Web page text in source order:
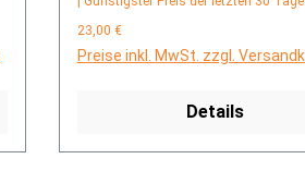
23,00 €
Preise inkl. MwSt. zzgl.
Details